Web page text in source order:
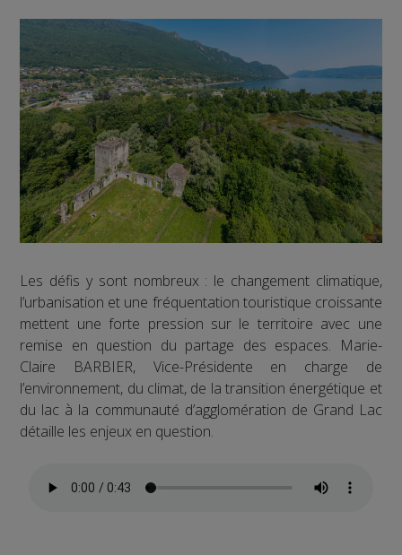
Les défis y sont nombreux : le changement climatique,
l’urbanisation et une fréquentation touristique croissante
mettent une forte pression sur le territoire avec une
remise en question du partage des espaces. Marie-
Claire BARBIER, Vice-Présidente en charge de
l’environnement, du climat, de la transition énergétique et
du lac à la communauté d’agglomération de Grand Lac
détaille les enjeux en question.